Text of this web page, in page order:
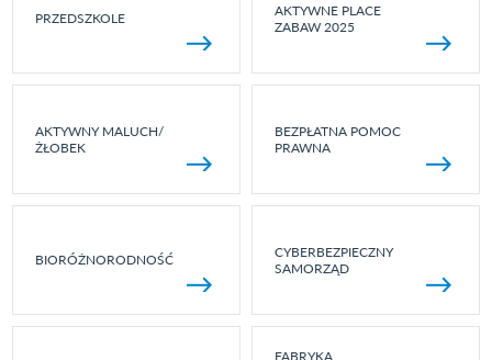
PRZEDSZKOLE
AKTYWNE PLACE
ZABAW 2025
AKTYWNY MALUCH/
ŻŁOBEK
BEZPŁATNA POMOC
PRAWNA
BIORÓŻNORODNOŚĆ
CYBERBEZPIECZNY
SAMORZĄD
FABRYKA